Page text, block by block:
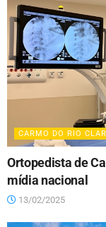
CARMO DO RIO
Ortopedista de
mídia nacional
13/02/2025